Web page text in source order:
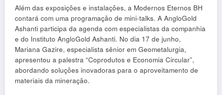
Além das exposições e instalações, a Modernos Eternos BH
contará com uma programação de mini-talks. A AngloGold
Ashanti participa da agenda com especialistas da companhia
e do Instituto AngloGold Ashanti. No dia 17 de junho,
Mariana Gazire, especialista sênior em Geometalurgia,
apresentou a palestra “Coprodutos e Economia Circular”,
abordando soluções inovadoras para o aproveitamento de
materiais da mineração.